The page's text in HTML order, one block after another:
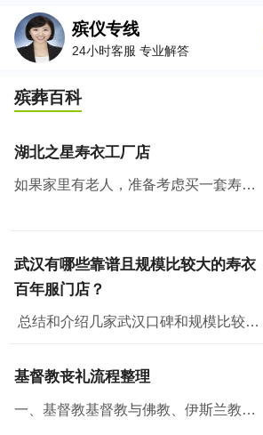
殡仪专线
24小时客服 专业解答
殡葬百科
湖北之星寿衣工厂店
如果家里有老人，准备考虑买一套寿衣纳福添寿，那么武汉有个地方绝对值得去看看。湖北之星工厂云仓，也是白小邻和白店邻里的工厂店所在地。
武汉有哪些靠谱且规模比较大的寿衣
百年服门店？
总结和介绍几家武汉口碑和规模比较好的门店，从门店规模、面积、产品丰富程度、价格、政策和售后各方面评测，供大家参考。一、湖北之星工厂云仓湖北之星工厂云仓位...
基督教丧礼流程整理
一、基督教基督教与佛教、伊斯兰教并称三大宗教，无论从规模，还是从影响方面，基督教都堪称世界第一大宗教。